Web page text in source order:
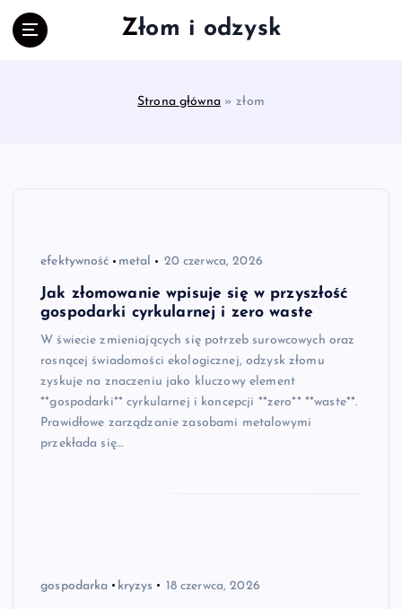
Złom i odzysk
Strona główna»złom
efektywność metal 20 czerwca, 2026
Jak złomowanie wpisuje się w przyszłość
gospodarki cyrkularnej i zero waste
W świecie zmieniających się potrzeb surowcowych oraz
rosnącej świadomości ekologicznej, odzysk złomu
zyskuje na znaczeniu jako kluczowy element
**gospodarki** cyrkularnej i koncepcji **zero** **waste**.
Prawidłowe zarządzanie zasobami metalowymi
przekłada się…
gospodarka kryzys 18 czerwca, 2026